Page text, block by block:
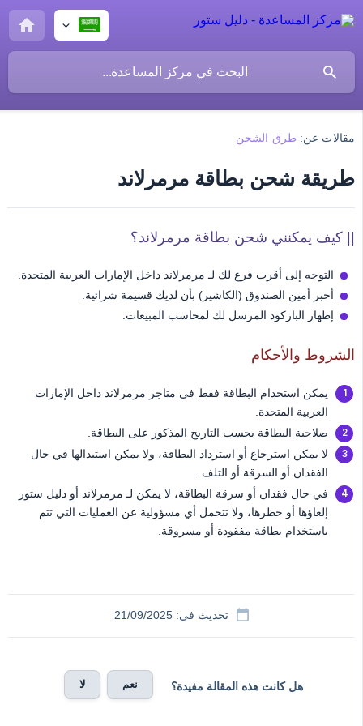
مقالات عن: طرق الشحن
طريقة شحن بطاقة مرمرلاند
|| كيف يمكنني شحن بطاقة مرمرلاند؟
التوجه إلى أقرب فرع لك لـ مرمرلاند داخل الإمارات العربية المتحدة.
أخبر أمين الصندوق (الكاشير) بأن لديك قسيمة شرائية.
إظهار الباركود المرسل لك لمحاسب المبيعات.
الشروط والأحكام
يمكن استخدام البطاقة فقط في متاجر مرمرلاند داخل الإمارات
العربية المتحدة.
صلاحية البطاقة بحسب التاريخ المذكور على البطاقة.
لا يمكن استرجاع أو استرداد البطاقة، ولا يمكن استبدالها في حال
الفقدان أو السرقة أو التلف.
في حال فقدان أو سرقة البطاقة، لا يمكن لـ مرمرلاند أو دليل ستور
إلغاؤها أو حظرها، ولا تتحمل أي مسؤولية عن العمليات التي تتم
باستخدام بطاقة مفقودة أو مسروقة.
تحديث في: 21/09/2025
هل كانت هذه المقالة مفيدة؟ نعم لا